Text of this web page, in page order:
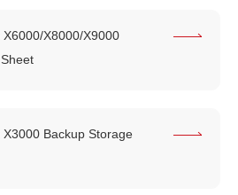
X8000/X9000
Backup Storage